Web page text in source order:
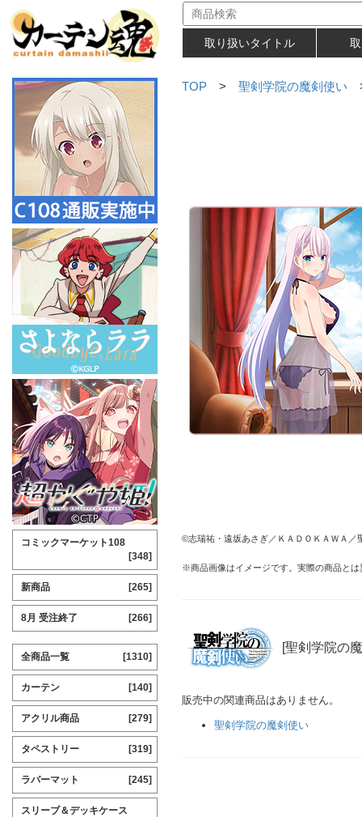
取り扱いタイトル
TOP > 聖剣学院の魔剣使い
©志瑞祐・遠坂あさぎ／ＫＡＤＯＫＡＷＡ／
※商品画像はイメージです。実際の商品と
[聖剣学院の
販売中の関連商品はありません。
聖剣学院の魔剣使い
コミックマーケット108
[348]
新商品 [265]
8月 受注終了 [266]
全商品一覧 [1310]
カーテン [140]
アクリル商品 [279]
タペストリー [319]
ラバーマット [245]
スリーブ＆デッキケース